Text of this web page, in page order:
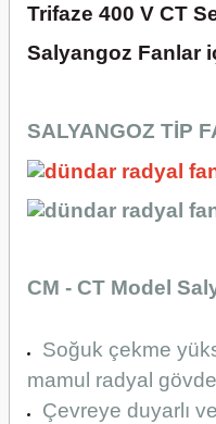
Trifaze 400 V CT
Salyangoz Fanlar
SALYANGOZ TİP
CM - CT Model
Soğuk çekme
mamul radyal gövde
Çevreye duyarlı